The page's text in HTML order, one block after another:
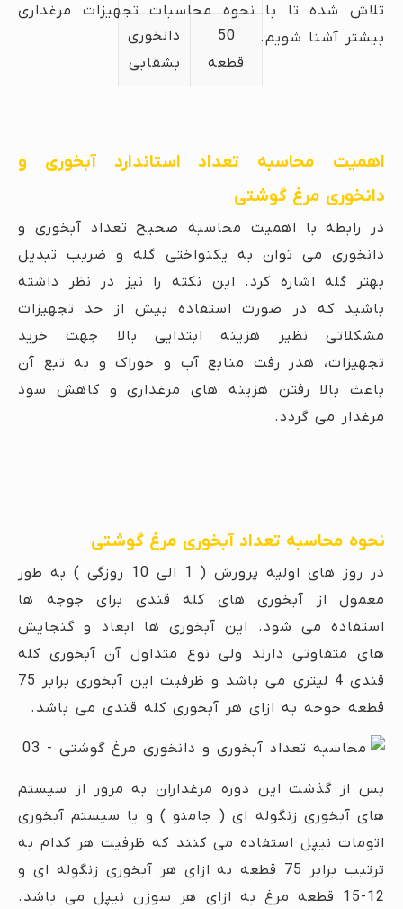
50
قطعه
دانخوری
بشقابی
تلاش شده تا با نحوه محاسبات تجهیزات مرغداری
بیشتر آشنا شویم.
اهمیت محاسبه تعداد استاندارد آبخوری و
دانخوری مرغ گوشتی
در رابطه با اهمیت محاسبه صحیح تعداد آبخوری و
دانخوری می توان به یکنواختی گله و ضریب تبدیل
بهتر گله اشاره کرد. این نکته را نیز در نظر داشته
باشید که در صورت استفاده بیش از حد تجهیزات
مشکلاتی نظیر هزینه ابتدایی بالا جهت خرید
تجهیزات، هدر رفت منابع آب و خوراک و به تبع آن
باعث بالا رفتن هزینه های مرغداری و کاهش سود
مرغدار می گردد.
نحوه محاسبه تعداد آبخوری مرغ گوشتی
در روز های اولیه پرورش ( 1 الی 10 روزگی ) به طور
معمول از آبخوری های کله قندی برای جوجه ها
استفاده می شود. این آبخوری ها ابعاد و گنجایش
های متفاوتی دارند ولی نوع متداول آن آبخوری کله
قندی 4 لیتری می باشد و ظرفیت این آبخوری برابر 75
قطعه جوجه به ازای هر آبخوری کله قندی می باشد.
پس از گذشت این دوره مرغداران به مرور از سیستم
های آبخوری زنگوله ای ( جامنو ) و یا سیستم آبخوری
اتومات نیپل استفاده می کنند که ظرفیت هر کدام به
ترتیب برابر 75 قطعه به ازای هر آبخوری زنگوله ای و
12-15 قطعه مرغ به ازای هر سوزن نیپل می باشد.